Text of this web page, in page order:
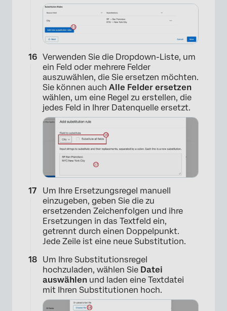
×
Verwenden Sie die Dropdown-Liste, um
ein Feld oder mehrere Felder
auszuwählen, die Sie ersetzen möchten.
Sie können auch Alle Felder ersetzen
wählen, um eine Regel zu erstellen, die
jedes Feld in Ihrer Datenquelle ersetzt.
Um Ihre Ersetzungsregel manuell
einzugeben, geben Sie die zu
ersetzenden Zeichenfolgen und ihre
Ersetzungen in das Textfeld ein,
getrennt durch einen Doppelpunkt.
Jede Zeile ist eine neue Substitution.
Um Ihre Substitutionsregel
hochzuladen, wählen Sie Datei
auswählen und laden eine Textdatei
mit Ihren Substitutionen hoch.